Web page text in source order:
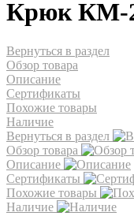
Крюк КМ-
Вернуться в раздел
Обзор товара
Описание
Сертификаты
Похожие товары
Наличие
Вернуться в раздел
Обзор товара
Описание
Сертификаты
Похожие товары
Наличие